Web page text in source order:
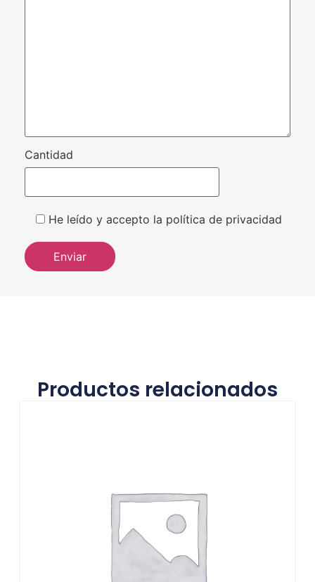
Cantidad
He leído y accepto la política de privacidad
Productos relacionados